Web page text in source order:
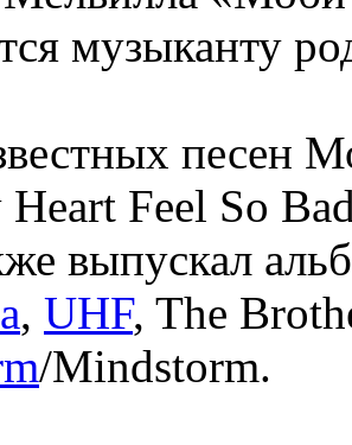
музыканту
песен
Feel So
выпускал
, UHF, The
/Mindstorm.